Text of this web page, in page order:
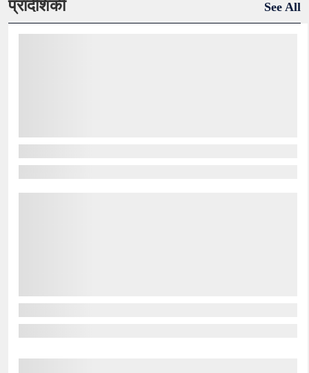
प्रादेशिकी See All